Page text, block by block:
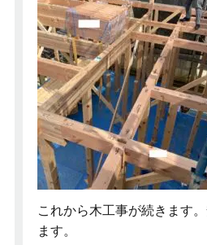
これから木工事が続きます
ます。